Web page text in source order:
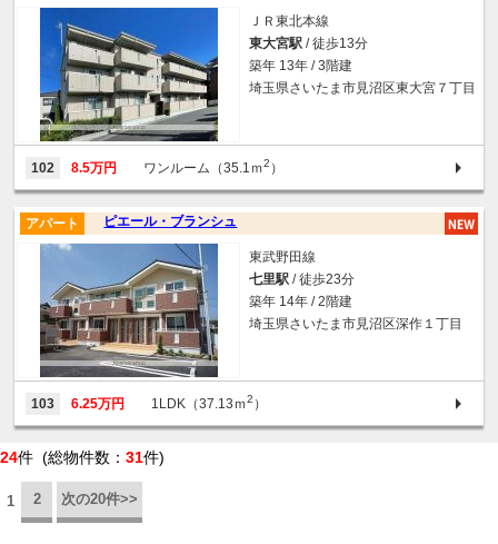
ＪＲ東北本線
東大宮駅 / 徒歩13分
築年 13年 / 3階建
埼玉県さいたま市見沼区東大宮７丁目
102 8.5万円 ワンルーム（35.1ｍ2 ）
ピエール・ブランシュ
アパート
東武野田線
七里駅 / 徒歩23分
築年 14年 / 2階建
埼玉県さいたま市見沼区深作１丁目
103 6.25万円 1LDK（37.13ｍ2 ）
24件 (総物件数： 31件)
1 2 次の20件>>